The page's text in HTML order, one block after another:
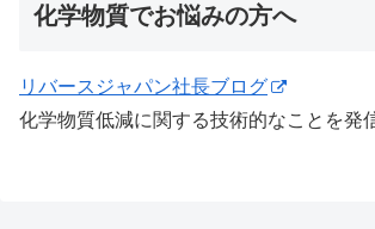
化学物質でお悩みの方へ
リバースジャパン社長ブログ
化学物質低減に関する技術的なことを発